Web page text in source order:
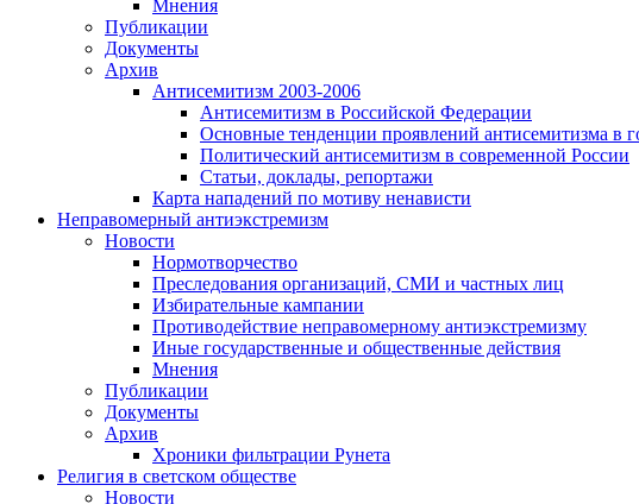
Мнения
Публикации
Документы
Архив
Антисемитизм 2003-2006
Антисемитизм в Российской Федерации
Основные тенденции проявлений антисемитизма в
Политический антисемитизм в современной России
Статьи, доклады, репортажи
Карта нападений по мотиву ненависти
Неправомерный антиэкстремизм
Новости
Нормотворчество
Преследования организаций, СМИ и частных лиц
Избирательные кампании
Противодействие неправомерному антиэкстремизму
Иные государственные и общественные действия
Мнения
Публикации
Документы
Архив
Хроники фильтрации Рунета
Религия в светском обществе
Новости